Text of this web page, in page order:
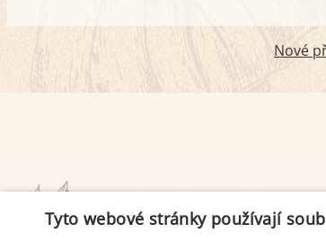
Nové
PODMÍNKY
Tyto webové stránky používají